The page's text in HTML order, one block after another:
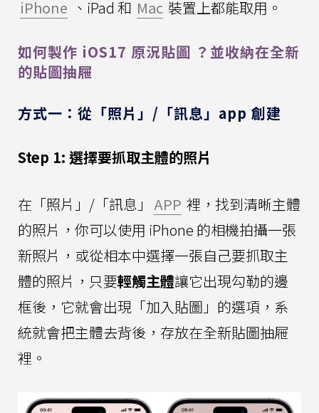
iPhone 、iPad 和 Mac 裝置上都能取用。
如何製作 iOS17 原況貼圖 ？並收納在全新
的貼圖抽屜
方式一：從「照片」/「訊息」app 創建
Step 1: 選擇要抓取主體的照片
在「照片」/「訊息」 APP 裡，找到清晰主體
的照片，你可以使用 iPhone 的相機拍攝一張
新照片，或從相本中選擇一張自己要抓取主
體的照片，只要輕觸主體讓它出現勾勒的邊
框後，它就會出現「加入貼圖」的選項，系
統就會把主體去背後，存放在全新貼圖抽屜
裡。